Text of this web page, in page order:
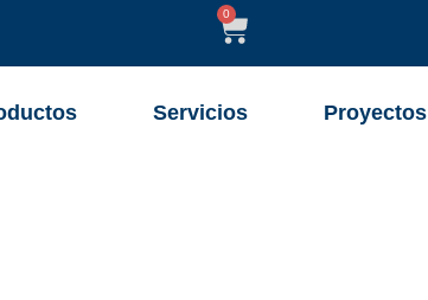
0
Servicios Proyectos